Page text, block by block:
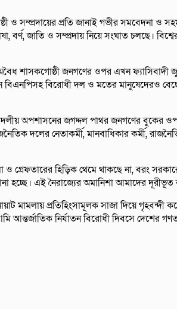
সম্প্রদায়ের প্রতি জানাই গভীর সমবেদনা ও
জাতি ও সম্প্রদায় নিয়ে সংঘাত চলছে।
শাসকগোষ্ঠী জনগণের ওপর এখন ফ্যাসিবাদী
বিরোধী দল ও মতের মানুষেদেরও
অপশাসনের জগদ্দল পাথর জনগণের বুকের
দলের নেতাকর্মী, মানবাধিকার কর্মী,
ও গ্রেফতারের হিড়িক থেমে থাকছে না, বরং
হচ্ছে। এই নৈরাজ্যের অমানিশা আমাদের
মামলায় প্রতিহিংসামূলক সাজা দিয়ে গৃহবন্দী
নির্যাতন বিরোধী দিবসে দেশের